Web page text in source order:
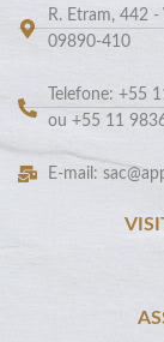
R. Etram, 442 -
09890-410
Telefone: +55
ou +55 11
E-mail: